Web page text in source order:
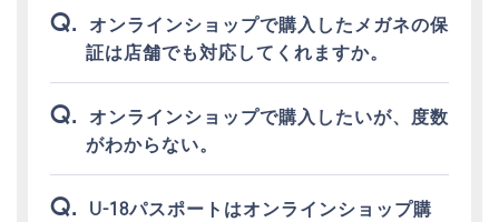
オンラインショップで購入したメガネの保
証は店舗でも対応してくれますか。
オンラインショップで購入したいが、度数
がわからない。
U-18パスポートはオンラインショップ購